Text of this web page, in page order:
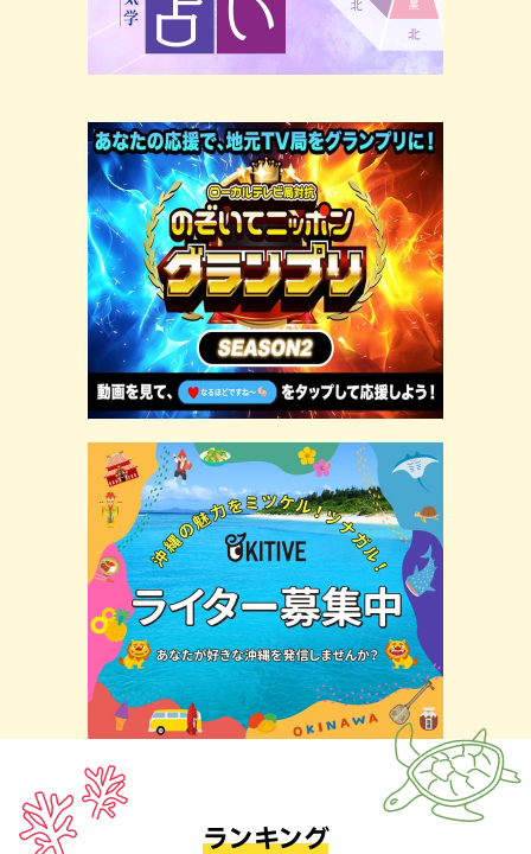
ランキング